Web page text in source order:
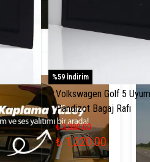
%59 İndirim
Volkswagen Golf 5
Pandizot Bagaj Rafı
₺ 3,000.00
₺ 1,220.00